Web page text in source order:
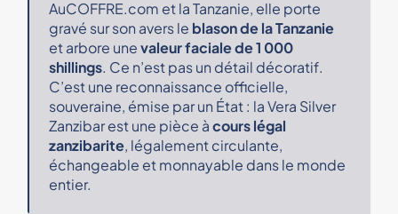
AuCOFFRE.com et la Tanzanie, elle porte
gravé sur son avers le blason de la Tanzanie
et arbore unevaleur faciale de 1 000
shillings. Ce n’est pas un détail décoratif.
C’est une reconnaissance officielle,
souveraine, émise par un État : la Vera Silver
Zanzibar est une pièce àcours légal
zanzibarite, légalement circulante,
échangeable et monnayable dans le monde
entier.